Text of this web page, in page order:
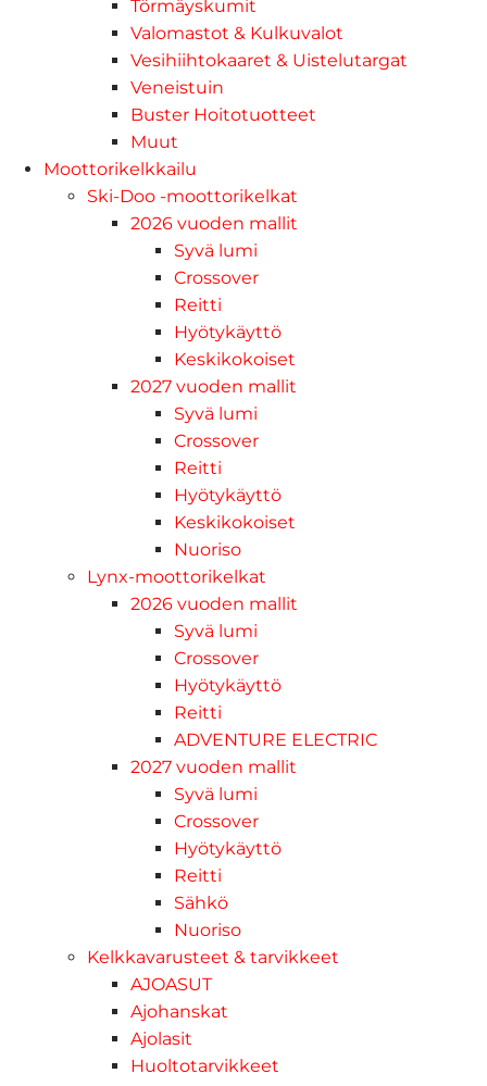
Törmäyskumit
Valomastot & Kulkuvalot
Vesihiihtokaaret & Uistelutargat
Veneistuin
Buster Hoitotuotteet
Muut
Moottorikelkkailu
Ski-Doo -moottorikelkat
2026 vuoden mallit
Syvä lumi
Crossover
Reitti
Hyötykäyttö
Keskikokoiset
2027 vuoden mallit
Syvä lumi
Crossover
Reitti
Hyötykäyttö
Keskikokoiset
Nuoriso
Lynx-moottorikelkat
2026 vuoden mallit
Syvä lumi
Crossover
Hyötykäyttö
Reitti
ADVENTURE ELECTRIC
2027 vuoden mallit
Syvä lumi
Crossover
Hyötykäyttö
Reitti
Sähkö
Nuoriso
Kelkkavarusteet & tarvikkeet
AJOASUT
Ajohanskat
Ajolasit
Huoltotarvikkeet